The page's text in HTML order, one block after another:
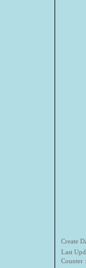
Create
Last
Counter